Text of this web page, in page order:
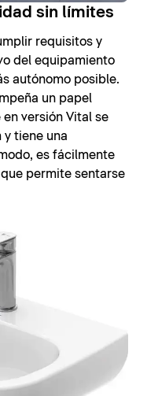
sin límites
requisitos y
del equipamiento
autónomo posible.
un papel
versión Vital se
y tiene una
es fácilmente
permite sentarse